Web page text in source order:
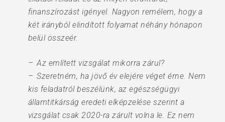
finanszírozást igényel. Nagyon remélem, hogy a
két irányból elindított folyamat néhány hónapon
belül összeér.
– Az említett vizsgálat mikorra zárul?
– Szeretném, ha jövő év elejére véget érne. Nem
kis feladatról beszélünk, az egészségügyi
államtitkárság eredeti elképzelése szerint a
vizsgálat csak 2020-ra zárult volna le. Ez nem